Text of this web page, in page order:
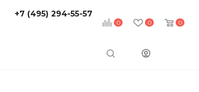
0 0 0
+7 (495) 294-55-57